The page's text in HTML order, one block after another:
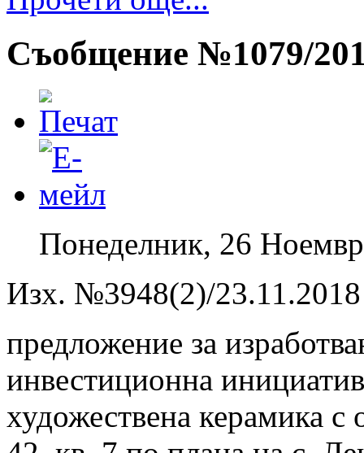
Съобщение №1079/
Понеделник, 26
Изх. №3948(2)/23.11.2018
предложение за
инвестиционна
художествена керамика